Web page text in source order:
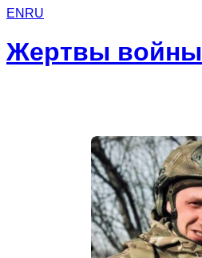
EN RU
Жертвы войны